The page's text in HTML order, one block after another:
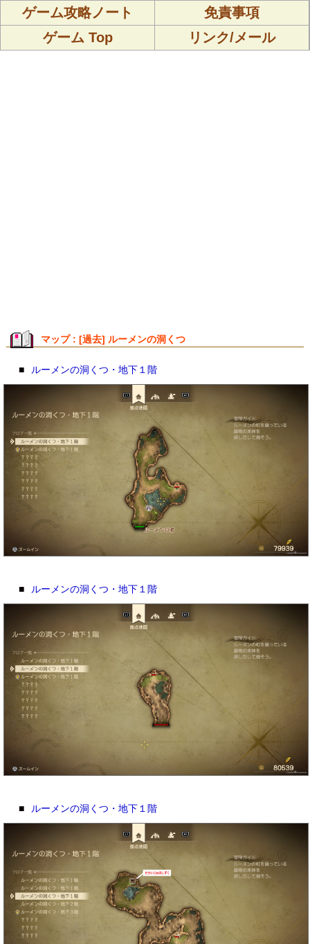
ゲーム攻略ノート
免責事項
ゲーム Top
リンク/メール
マップ : [過去] ルーメンの洞くつ
■ ルーメンの洞くつ・地下１階
■ ルーメンの洞くつ・地下１階
■ ルーメンの洞くつ・地下１階